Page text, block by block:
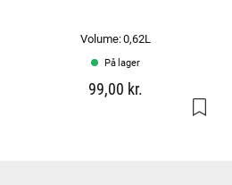
Volume: 0,62L
På lager
99,00 kr.